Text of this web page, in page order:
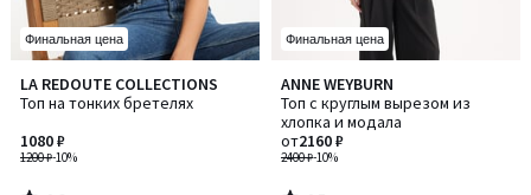
Финальная цена
LA REDOUTE COLLECTIONS
Топ на тонких бретелях
1200 ₽-10%
1080 ₽
4,6
/ 5
Финальная цена
ANNE WEYBURN
Топ с круглым вырезом из
хлопка и модала
2400 ₽-10%
от2160 ₽
4,5
/ 5